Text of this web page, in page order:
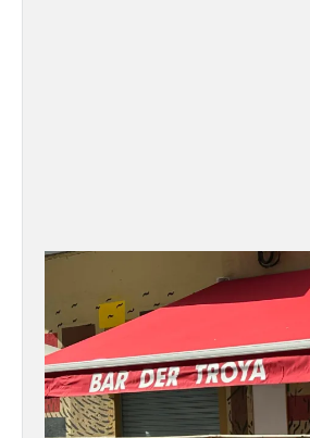
Vuelve la tradicional Feria
de Dulces del Convento a
Gradefes
7 Ago 2026